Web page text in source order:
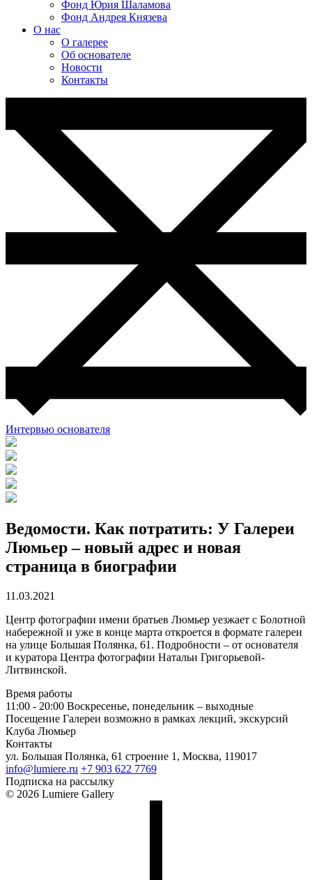
Фонд Юрия Шаламова
Фонд Андрея Князева
О нас
О галерее
Об основателе
Новости
Контакты
Интервью основателя
Ведомости. Как потратить: У Галереи
Люмьер – новый адрес и новая
страница в биографии
11.03.2021
Центр фотографии имени братьев Люмьер уезжает с Болотной
набережной и уже в конце марта откроется в формате галереи
на улице Большая Полянка, 61. Подробности – от основателя
и куратора Центра фотографии Натальи Григорьевой-
Литвинской.
Время работы
11:00 - 20:00 Воскресенье, понедельник – выходные
Посещение Галереи возможно в рамках лекций, экскурсий
Клуба Люмьер
Контакты
ул. Большая Полянка, 61 строение 1, Москва, 119017
info@lumiere.ru +7 903 622 7769
Подписка на рассылку
© 2026 Lumiere Gallery